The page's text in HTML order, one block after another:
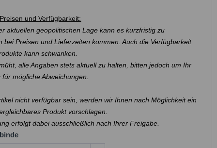
und Verfügbarkeit:
aktuellen geopolitischen Lage kann es kurzfristig zu
bei Preisen und Lieferzeiten kommen. Auch die Verfügbarkeit
kann schwanken.
alle Angaben stets aktuell zu halten, bitten jedoch um Ihr
für mögliche Abweichungen.
nicht verfügbar sein, werden wir Ihnen nach Möglichkeit ein
Produkt vorschlagen.
erfolgt dabei ausschließlich nach Ihrer Freigabe.